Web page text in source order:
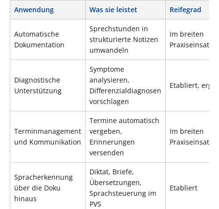
Anwendung Was sie leistet Reifegrad
Automatische
Dokumentation
Sprechstunden in
strukturierte Notizen
umwandeln
Im breiten
Praxiseinsatz
Diagnostische
Unterstützung
Symptome
analysieren,
Differenzialdiagnosen
vorschlagen
Etabliert,
Terminmanagement
und Kommunikation
Termine automatisch
vergeben,
Erinnerungen
versenden
Im breiten
Praxiseinsatz
Spracherkennung
über die Doku
hinaus
Diktat, Briefe,
Übersetzungen,
Sprachsteuerung im
PVS
Etabliert